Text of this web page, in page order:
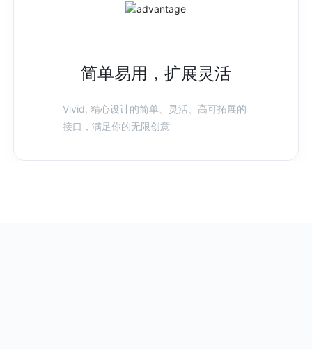
简单易用，扩展灵活
Vivid, 精心设计的简单、灵活、高可拓展的
接口，满足你的无限创意